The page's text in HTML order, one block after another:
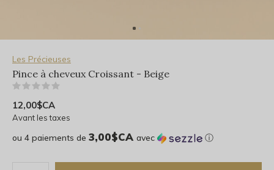
Les Précieuses
Pince à cheveux Croissant - Beige
12,00$CA
Avant les taxes
ou 4 paiements de 3,00$CA avec ⓘ